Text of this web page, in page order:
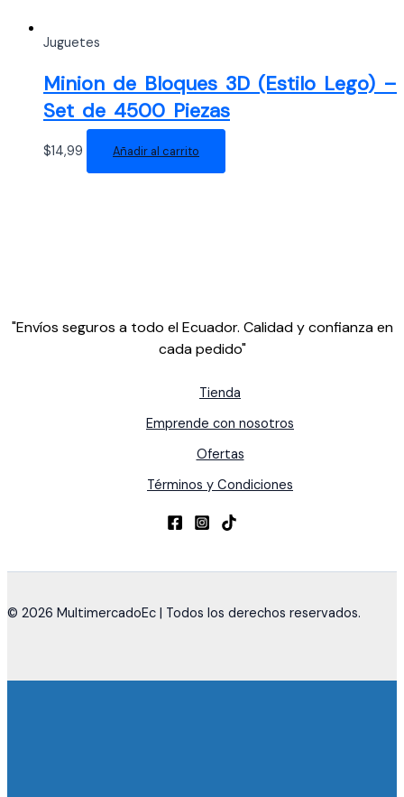
Juguetes
Minion de Bloques 3D (Estilo Lego) –
Set de 4500 Piezas
$14,99 Añadir al carrito
"Envíos seguros a todo el Ecuador. Calidad y confianza en
cada pedido"
Tienda
Emprende con nosotros
Ofertas
Términos y Condiciones
© 2026 MultimercadoEc | Todos los derechos reservados.